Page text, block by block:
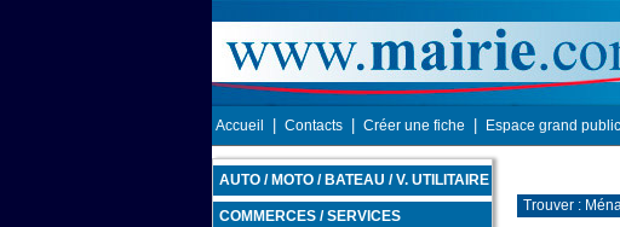
Accueil Contacts Créer une fiche Espace grand public
AUTO / MOTO / BATEAU / V. UTILITAIRE
COMMERCES / SERVICES
Trouver :